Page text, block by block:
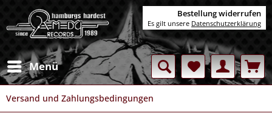
Menü
Versand und Zahlungsbedingungen
Bestellung widerrufen
Es gilt unsere Datenschutzerklärung